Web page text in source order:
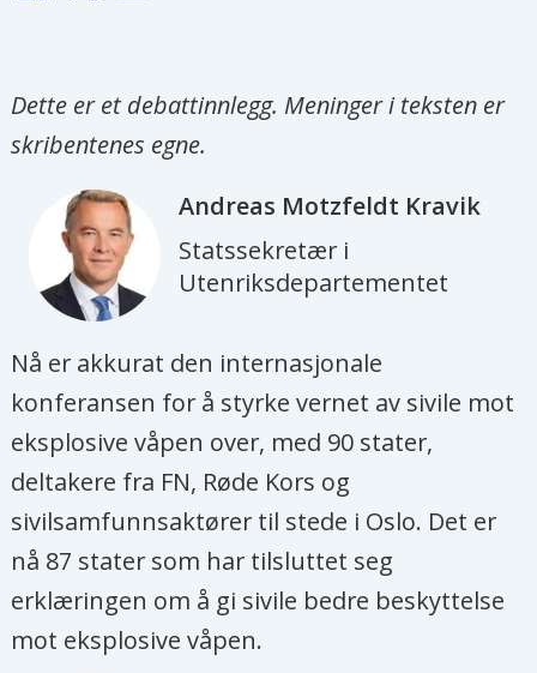
Dette er et debattinnlegg. Meninger i teksten er
skribentenes egne.
Andreas Motzfeldt Kravik
Statssekretær i
Utenriksdepartementet
Nå er akkurat den internasjonale
konferansen for å styrke vernet av sivile mot
eksplosive våpen over, med 90 stater,
deltakere fra FN, Røde Kors og
sivilsamfunnsaktører til stede i Oslo. Det er
nå 87 stater som har tilsluttet seg
erklæringen om å gi sivile bedre beskyttelse
mot eksplosive våpen.